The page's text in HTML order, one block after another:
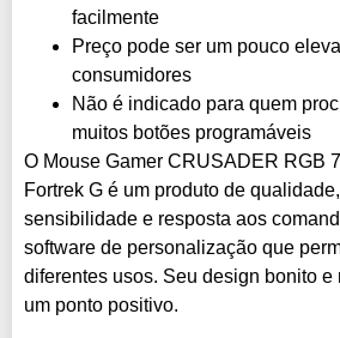
facilmente
Preço pode ser um pouco
consumidores
Não é indicado para quem
muitos botões programáveis
O Mouse Gamer CRUSADER RGB
Fortrek G é um produto de
sensibilidade e resposta aos
software de personalização que
diferentes usos. Seu design bonito e
um ponto positivo.